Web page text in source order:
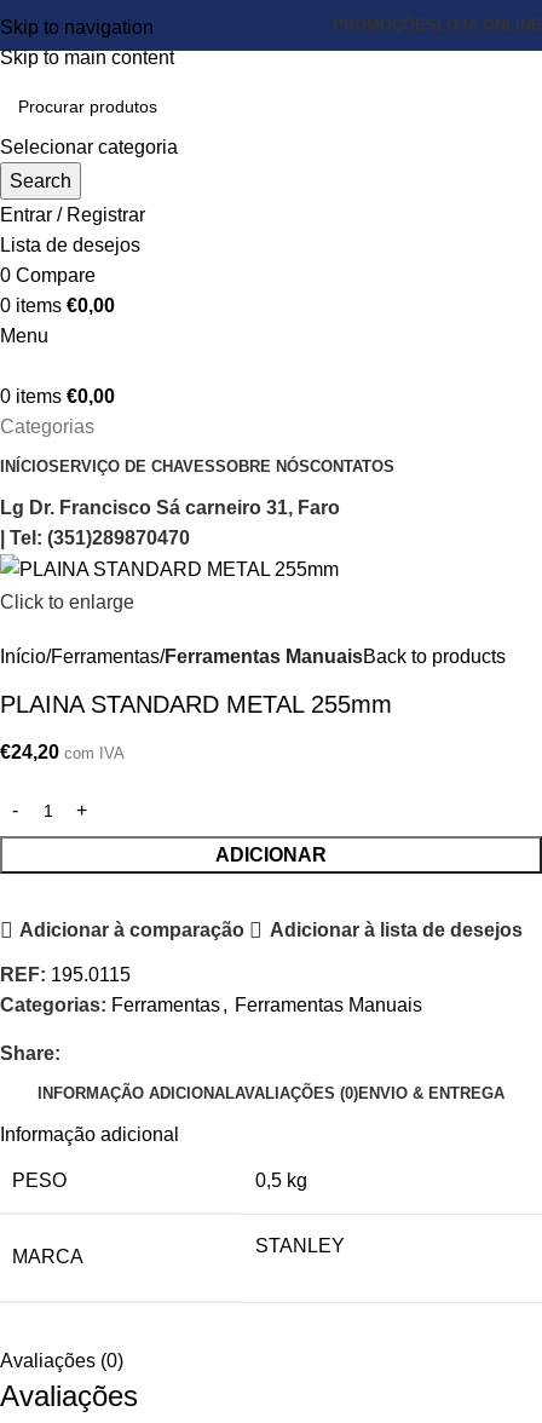
Skip to navigation
Skip to main content
PROMOÇÕES LOJA ONLINE
Selecionar categoria
Search
Entrar / Registrar
Lista de desejos
0 Compare
0 items €0,00
Menu
0 items €0,00
Categorias
INÍCIOSERVIÇO DE CHAVESSOBRE NÓSCONTATOS
Lg Dr. Francisco Sá carneiro 31, Faro
| Tel: (351)289870470
Click to enlarge
Início Ferramentas Ferramentas ManuaisBack to products
PLAINA STANDARD METAL 255mm
€24,20 com IVA
ADICIONAR
Adicionar à comparação Adicionar à lista de desejos
REF: 195.0115
Categorias: Ferramentas, Ferramentas Manuais
Share:
INFORMAÇÃO ADICIONALAVALIAÇÕES (0)ENVIO & ENTREGA
Informação adicional
PESO 0,5 kg
MARCA
STANLEY
Avaliações (0)
Avaliações